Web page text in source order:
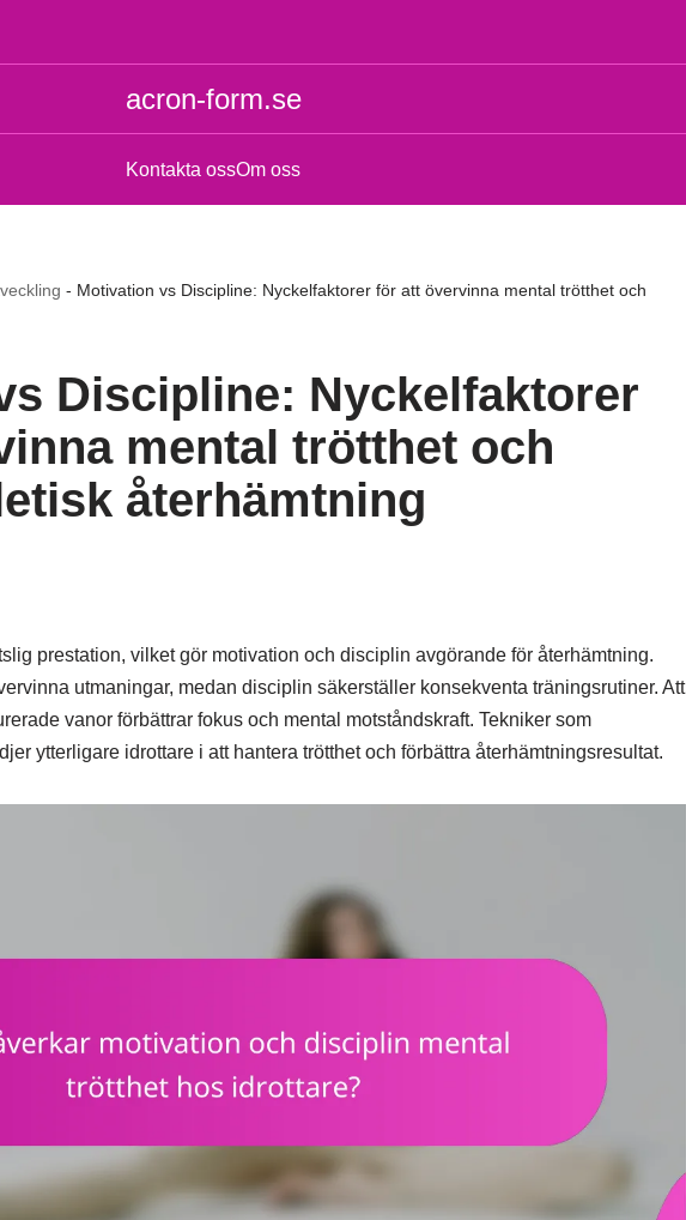
acron-form.se
Kontakta ossOm oss
- Motivation vs Discipline: Nyckelfaktorer för att övervinna mental trötthet och
Discipline: Nyckelfaktorer
mental trötthet och
återhämtning
prestation, vilket gör motivation och disciplin avgörande för återhämtning.
utmaningar, medan disciplin säkerställer konsekventa träningsrutiner. Att
vanor förbättrar fokus och mental motståndskraft. Tekniker som
ytterligare idrottare i att hantera trötthet och förbättra återhämtningsresultat.